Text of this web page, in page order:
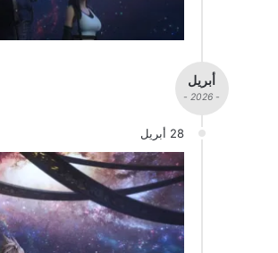
أبريل
- 2026 -
28 أبريل